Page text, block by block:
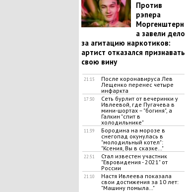
Против
рэпера
Моргенштерн
а завели дело
за агитацию наркотиков:
артист отказался признавать
свою вину
21:15
После коронавируса Лев
Лещенко перенес четыре
инфаркта
17:30
Сеть бурлит от вечеринки у
Ивлеевой, где Пугачева в
мини-шортах – "богиня", а
Галкин "спит в
холодильнике"
11:39
Бородина на морозе в
снегопад окунулась в
"молодильный котел":
"Ксения, Вы в сказке…"
22:51
Стал известен участник
"Евровидения - 2021" от
России
21:10
Настя Ивлеева показала
свои достижения за 10 лет:
"Машину помыла…"